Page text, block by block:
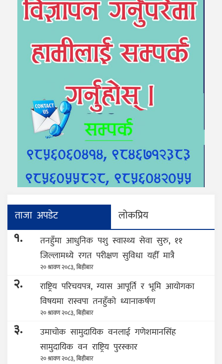
ताजा अपडेट लोकप्रिय
१.
तनहुँमा आधुनिक पशु स्वास्थ्य सेवा सुरु, ११
जिल्लामध्ये रगत परीक्षण सुविधा यहीँ मात्रै
२० श्रावण २०८३, बिहीबार
२.
राष्ट्रिय परिचयपत्र, ग्यास आपूर्ति र भूमि आयोगका
विषयमा रास्वपा तनहुँको ध्यानाकर्षण
२० श्रावण २०८३, बिहीबार
३.
उमाचोक सामुदायिक वनलाई गणेशमानसिंह
सामुदायिक वन राष्ट्रिय पुरस्कार
२० श्रावण २०८३, बिहीबार